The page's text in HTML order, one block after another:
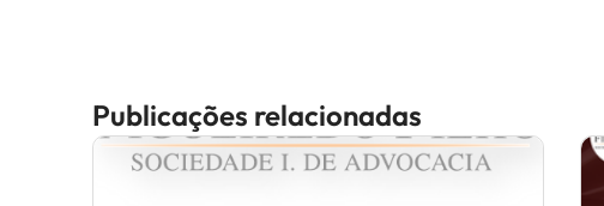
Publicações relacionadas